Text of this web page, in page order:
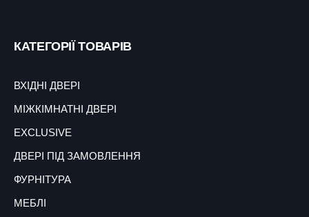
КАТЕГОРІЇ ТОВАРІВ
ВХІДНІ ДВЕРІ
МІЖКІМНАТНІ ДВЕРІ
EXCLUSIVE
ДВЕРІ ПІД ЗАМОВЛЕННЯ
ФУРНІТУРА
МЕБЛІ